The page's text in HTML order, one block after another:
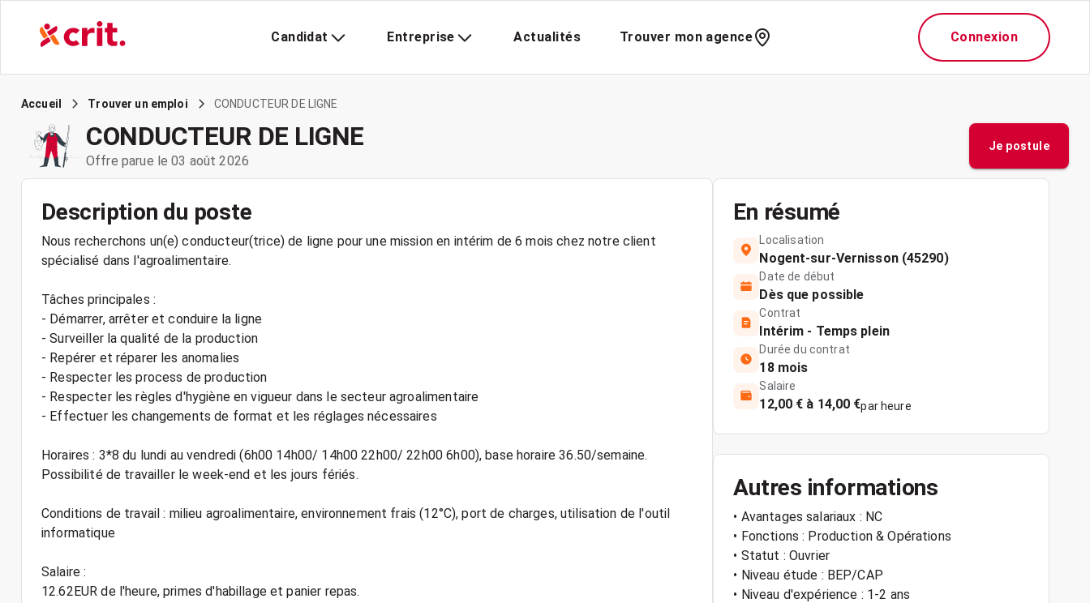
Candidat Entreprise Actualités Trouver mon agence Connexion
Accueil Trouver un emploi CONDUCTEUR DE LIGNE
CONDUCTEUR DE LIGNE
Offre parue le 03 août 2026
Je postule
Description du poste
Nous recherchons un(e) conducteur(trice) de ligne pour une mission en intérim de 6 mois chez notre client
spécialisé dans l'agroalimentaire.
Tâches principales :
- Démarrer, arrêter et conduire la ligne
- Surveiller la qualité de la production
- Repérer et réparer les anomalies
- Respecter les process de production
- Respecter les règles d'hygiène en vigueur dans le secteur agroalimentaire
- Effectuer les changements de format et les réglages nécessaires
Horaires : 3*8 du lundi au vendredi (6h00 14h00/ 14h00 22h00/ 22h00 6h00), base horaire 36.50/semaine.
Possibilité de travailler le week-end et les jours fériés.
Conditions de travail : milieu agroalimentaire, environnement frais (12°C), port de charges, utilisation de l'outil
informatique
Salaire :
12.62EUR de l'heure, primes d'habillage et panier repas.
En résumé
Localisation
Nogent-sur-Vernisson (45290)
Date de début
Dès que possible
Contrat
Intérim - Temps plein
Durée du contrat
18 mois
Salaire
12,00 € à 14,00 €par heure
Autres informations
• Avantages salariaux : NC
• Fonctions : Production & Opérations
• Statut : Ouvrier
• Niveau étude : BEP/CAP
• Niveau d'expérience : 1-2 ans